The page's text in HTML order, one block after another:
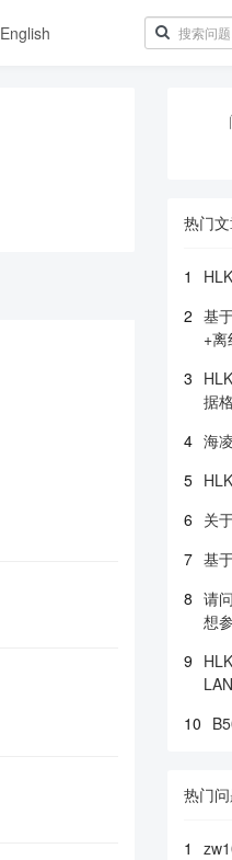
English
热门
1
2 基
+离
3
据
4 海
5
6 关
7 基
8 请
想
9
10
热门
1